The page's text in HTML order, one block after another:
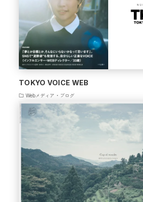
TOKYO VOICE WEB
Webメディア・ブログ